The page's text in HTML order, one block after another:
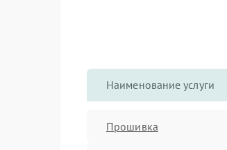
Наименование услуги
Прошивка